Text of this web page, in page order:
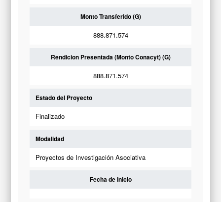
Monto Transferido (G)
888.871.574
Rendicion Presentada (Monto Conacyt) (G)
888.871.574
Estado del Proyecto
Finalizado
Modalidad
Proyectos de Investigación Asociativa
Fecha de Inicio